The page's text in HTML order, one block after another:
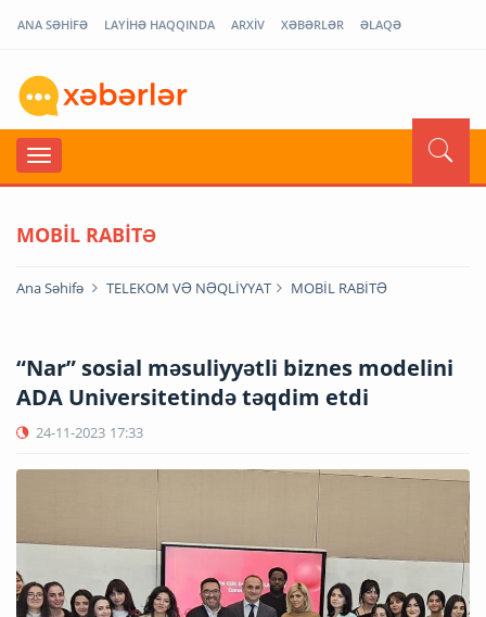
ANA SƏHİFƏ LAYİHƏ HAQQINDA ARXİV XƏBƏRLƏR ƏLAQƏ
MOBİL RABİTƏ
Ana Səhifə TELEKOM VƏ NƏQLİYYAT MOBİL RABİTƏ
“Nar” sosial məsuliyyətli biznes modelini
ADA Universitetində təqdim etdi
24-11-2023 17:33